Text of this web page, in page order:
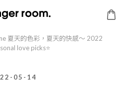
夏天的色彩，夏天的快感～ 2022
love picks⭐️
05-14